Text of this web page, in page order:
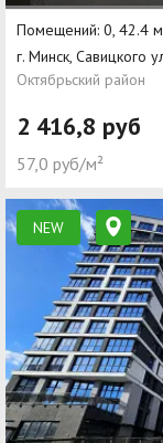
Помещений: 0, 42.4 м
г. Минск, Савицкого
Октябрьский район
2 416,8 руб
57,0 руб/м²
NEW